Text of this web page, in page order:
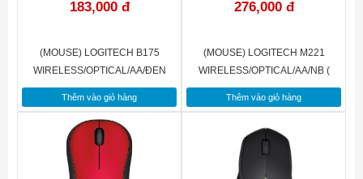
183,000 đ
(MOUSE) LOGITECH B175
WIRELESS/OPTICAL/AA/ĐEN
(BLACK)/NB
Thêm vào giỏ hàng
276,000 đ
(MOUSE) LOGITECH M221
WIRELESS/OPTICAL/AA/NB (
Xanh dương)
Thêm vào giỏ hàng